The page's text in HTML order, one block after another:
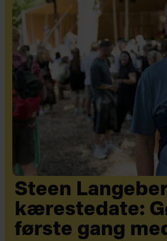
Steen
kærestedate:
første gang